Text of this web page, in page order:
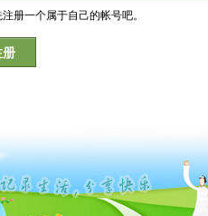
册一个属于自己的帐号吧。
册